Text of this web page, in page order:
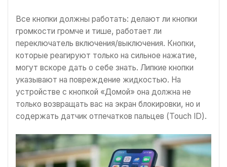
Все кнопки должны работать: делают ли кнопки
громкости громче и тише, работает ли
переключатель включения/выключения. Кнопки,
которые реагируют только на сильное нажатие,
могут вскоре дать о себе знать. Липкие кнопки
указывают на повреждение жидкостью. На
устройстве с кнопкой «Домой» она должна не
только возвращать вас на экран блокировки, но и
содержать датчик отпечатков пальцев (Touch ID).